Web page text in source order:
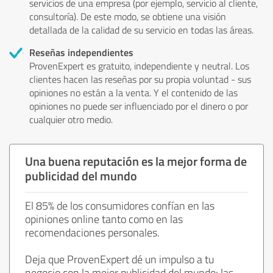
servicios de una empresa (por ejemplo, servicio al cliente,
consultoría). De este modo, se obtiene una visión
detallada de la calidad de su servicio en todas las áreas.
Reseñas independientes
ProvenExpert es gratuito, independiente y neutral. Los
clientes hacen las reseñas por su propia voluntad - sus
opiniones no están a la venta. Y el contenido de las
opiniones no puede ser influenciado por el dinero o por
cualquier otro medio.
Una buena reputación es la mejor forma de
publicidad del mundo
El 85% de los consumidores confían en las
opiniones online tanto como en las
recomendaciones personales.
Deja que ProvenExpert dé un impulso a tu